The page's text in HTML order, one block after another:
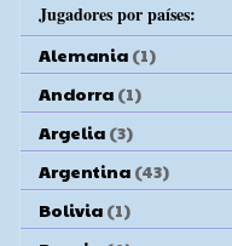
Jugadores por países:
Alemania (1)
Andorra (1)
Argelia (3)
Argentina (43)
Bolivia (1)